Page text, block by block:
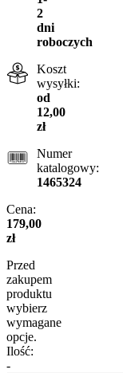
2
dni
roboczych
Koszt
wysyłki:
od
12,00
zł
Numer
katalogowy:
1465324
Cena:
179,00
zł
Przed
zakupem
produktu
wybierz
wymagane
opcje.
Ilość:
-